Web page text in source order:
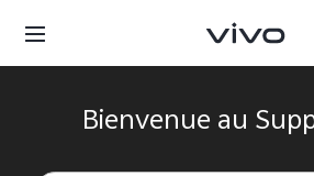
Bienvenue au